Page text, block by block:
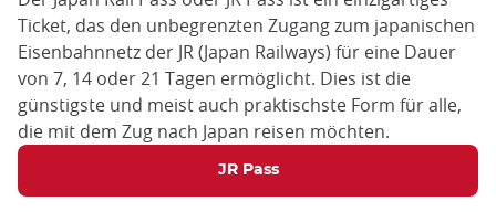
Ticket, das den unbegrenzten Zugang zum japanischen
Eisenbahnnetz der JR (Japan Railways) für eine Dauer
von 7, 14 oder 21 Tagen ermöglicht. Dies ist die
günstigste und meist auch praktischste Form für alle,
die mit dem Zug nach Japan reisen möchten.
JR Pass